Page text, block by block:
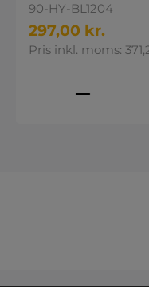
90-HY-BL1204
297,00 kr.
Pris inkl. moms: